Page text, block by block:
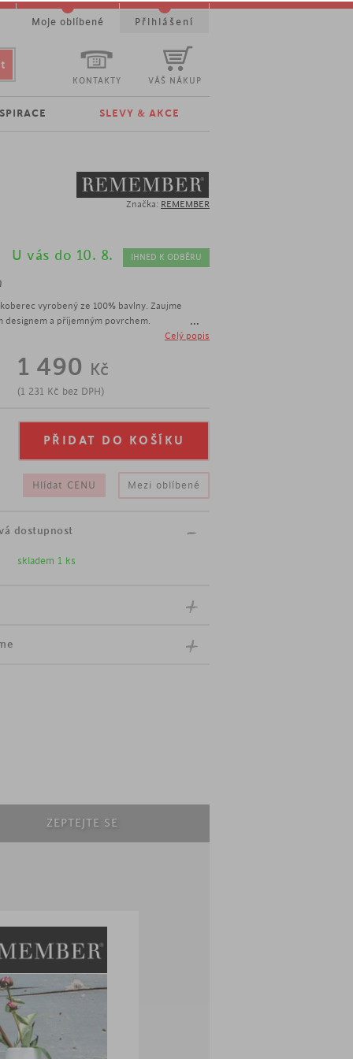
Značka: REMEMBER
U vás do 10. 8. IHNED K ODBĚRU
vyrobený ze 100% bavlny. Zaujme
designem a příjemným povrchem.
...
Celý popis
1 490 Kč
(1 231 Kč bez DPH)
Hlídat CENU Mezi oblíbené
dostupnost
skladem 1 ks
ZEPTEJTE SE
KONTAKTY VÁŠ NÁKUP
SLEVY & AKCE
Moje oblíbené Přihlášení